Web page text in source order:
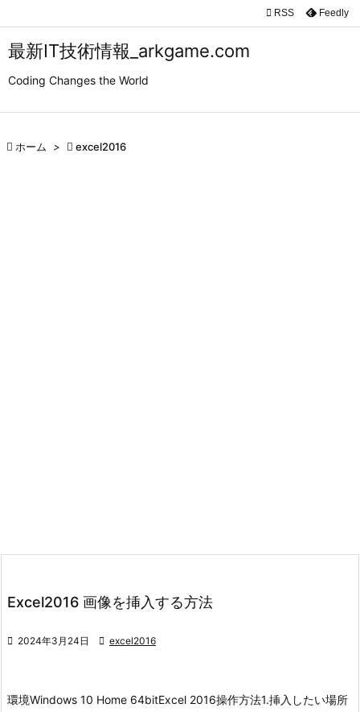
最新IT技術情報_arkgame.com
Coding Changes the World


 RSS Feedly
 ホーム >  excel2016
Excel2016 画像を挿入する方法
 2024年3月24日  excel2016
環境Windows 10 Home 64bitExcel 2016操作方法1.挿入したい場所